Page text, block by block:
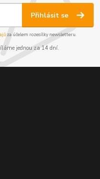
Přihlásit se
za účelem rozesílky newsletteru.
jednou za 14 dní.